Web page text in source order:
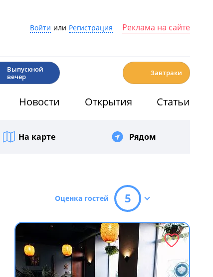
Войти или Регистрация Реклама на сайте
Выпускной
вечер
Завтраки
Новости Открытия Статьи
На карте Рядом
Оценка гостей 5